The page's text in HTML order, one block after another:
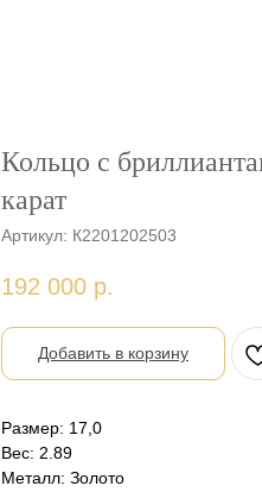
Кольцо с
карат
Артикул: К2201202503
192 000 р.
Добавить в корзину
Размер: 17,0
Вес: 2.89
Металл: Золото